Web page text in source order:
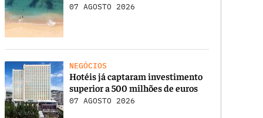
07 AGOSTO 2026
NEGÓCIOS
Hotéis já captaram investimento
superior a 500 milhões de euros
07 AGOSTO 2026